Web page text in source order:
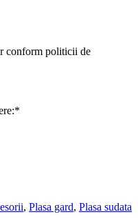
conform politicii de
*
, Plasa gard, Plasa sudata